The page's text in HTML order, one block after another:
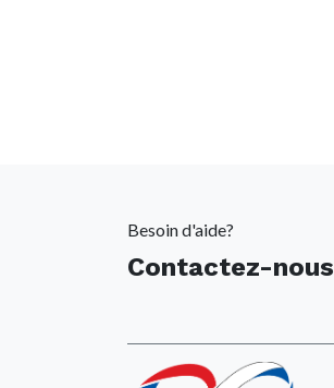
Besoin d'aide?
Contactez-nous